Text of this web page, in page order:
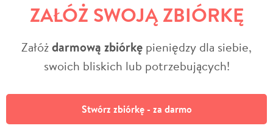
ZAŁÓŻ SWOJĄ ZBIÓRKĘ
Załóżdarmową zbiórkę pieniędzy dla siebie,
swoich bliskich lub potrzebujących!
Stwórz zbiórkę - za darmo